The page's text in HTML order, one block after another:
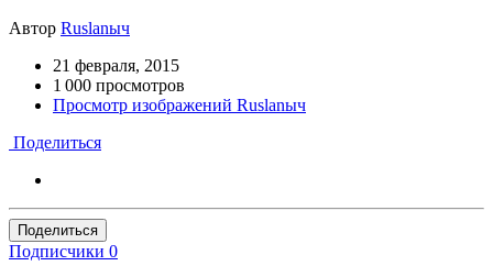
Автор Ruslanыч
21 февраля, 2015
1 000 просмотров
Просмотр изображений Ruslanыч
Поделиться
Поделиться
Подписчики 0